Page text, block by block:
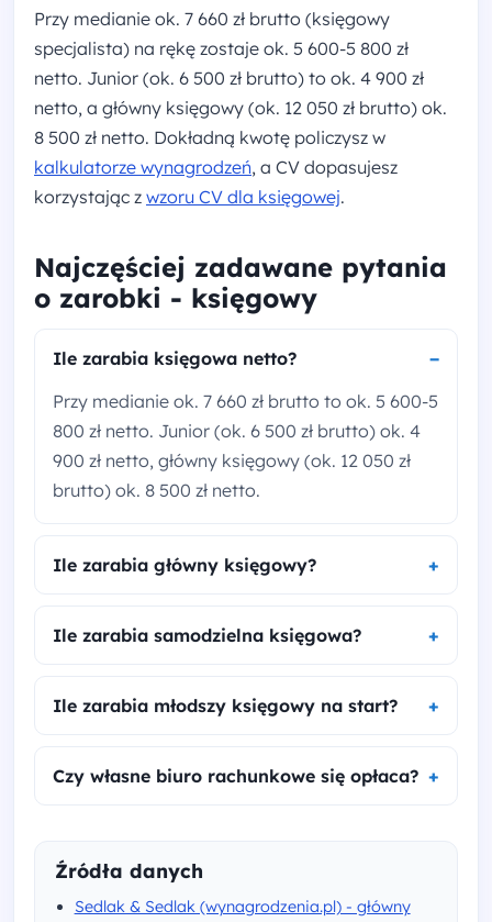
Przy medianie ok. 7 660 zł brutto (księgowy
specjalista) na rękę zostaje ok. 5 600-5 800 zł
netto. Junior (ok. 6 500 zł brutto) to ok. 4 900 zł
netto, a główny księgowy (ok. 12 050 zł brutto) ok.
8 500 zł netto. Dokładną kwotę policzysz w
kalkulatorze wynagrodzeń, a CV dopasujesz
korzystając z wzoru CV dla księgowej.
Najczęściej zadawane pytania
o zarobki - księgowy
Ile zarabia księgowa netto?
Przy medianie ok. 7 660 zł brutto to ok. 5 600-5
800 zł netto. Junior (ok. 6 500 zł brutto) ok. 4
900 zł netto, główny księgowy (ok. 12 050 zł
brutto) ok. 8 500 zł netto.
Ile zarabia główny księgowy?
Ile zarabia samodzielna księgowa?
Ile zarabia młodszy księgowy na start?
Czy własne biuro rachunkowe się opłaca?
Źródła danych
Sedlak & Sedlak (wynagrodzenia.pl) - główny